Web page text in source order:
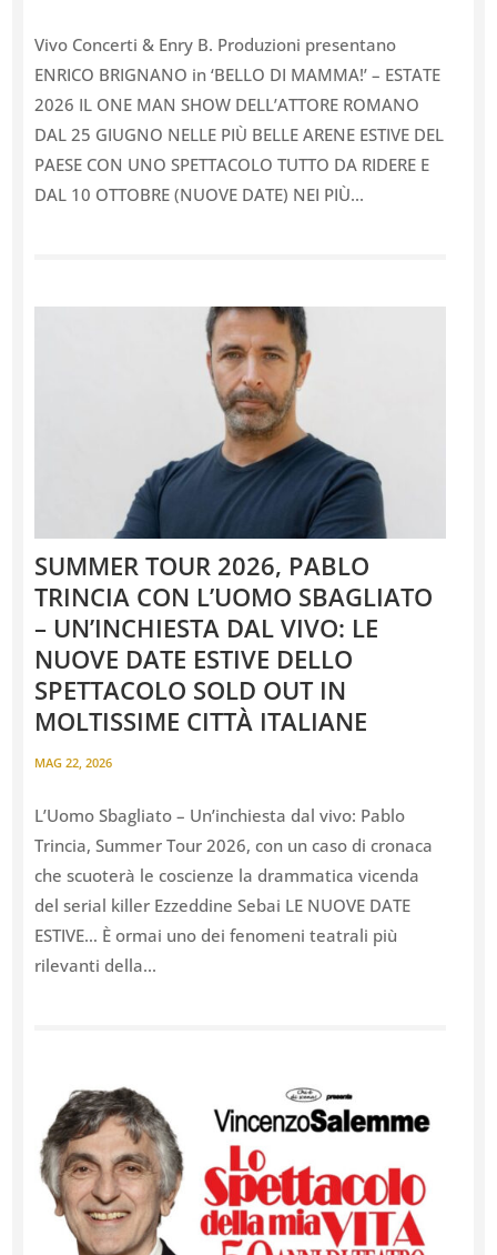
Vivo Concerti & Enry B. Produzioni presentano
ENRICO BRIGNANO in ‘BELLO DI MAMMA!’ – ESTATE
2026 IL ONE MAN SHOW DELL’ATTORE ROMANO
DAL 25 GIUGNO NELLE PIÙ BELLE ARENE ESTIVE DEL
PAESE CON UNO SPETTACOLO TUTTO DA RIDERE E
DAL 10 OTTOBRE (NUOVE DATE) NEI PIÙ...
SUMMER TOUR 2026, PABLO
TRINCIA CON L’UOMO SBAGLIATO
– UN’INCHIESTA DAL VIVO: LE
NUOVE DATE ESTIVE DELLO
SPETTACOLO SOLD OUT IN
MOLTISSIME CITTÀ ITALIANE
MAG 22, 2026
L’Uomo Sbagliato – Un’inchiesta dal vivo: Pablo
Trincia, Summer Tour 2026, con un caso di cronaca
che scuoterà le coscienze la drammatica vicenda
del serial killer Ezzeddine Sebai LE NUOVE DATE
ESTIVE… È ormai uno dei fenomeni teatrali più
rilevanti della...